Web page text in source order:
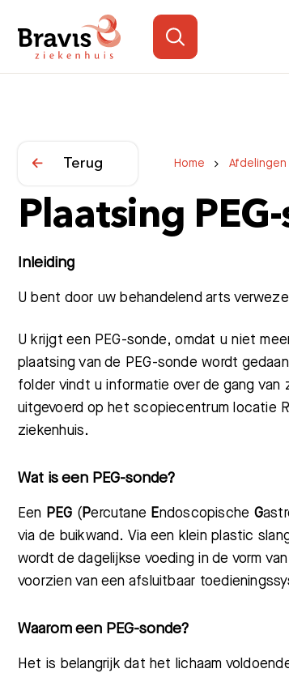
Home Afdelingen
Terug
Plaatsing
Inleiding
U bent door uw behandelend arts
U krijgt een PEG-sonde, omdat u niet
plaatsing van de PEG-sonde wordt
folder vindt u informatie over de gang
uitgevoerd op het scopiecentrum locatie
ziekenhuis.
Wat is een PEG-sonde?
Een PEG (Percutane Endoscopische G
via de buikwand. Via een klein plastic
wordt de dagelijkse voeding in de vorm
voorzien van een afsluitbaar
Waarom een PEG-sonde?
Het is belangrijk dat het lichaam